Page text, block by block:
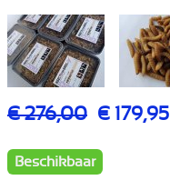
€ 276,00 € 179,95
Beschikbaar